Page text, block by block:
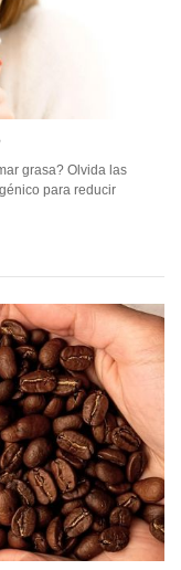
grasa? Olvida las
para reducir